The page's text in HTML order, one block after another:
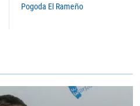
Pogoda El Rameño